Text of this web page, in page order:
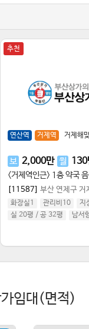
추천
연산역 거제역 거제해
보 2,000만 월 130
<거제역인근> 1층 약국
[11587] 부산 연제구 거
화장실1 관리비10 지
실 20평 / 공 32평 남서
가임대(면적)